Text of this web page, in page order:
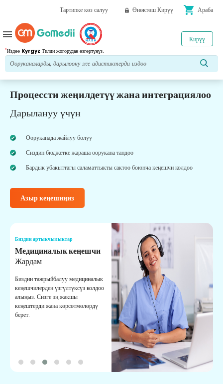
Тартипке көз салуу Өнөктөш Кирүү shopping_cart Араба
*Издөө Kyrgyz Тилди жогорудан өзгөртүңүз.
Кирүү
menu
Процессти жеңилдетүү жана интеграциялоо
Дарылануу үчүн
Ооруканада жайлуу болуу
Сиздин бюджетке жараша оорукана тандоо
Бардык убакыттагы саламаттыкты сактоо боюнча кеңешчи колдоо
Азыр кеңешиңиз
Биздин артыкчылыктар
Медициналык кеңешчи
Жардам
Биздин тажрыйбалуу медициналык
кеңешчилерден үзгүлтүксүз колдоо
алыңыз. Сизге эң жакшы
кеңештерди жана көрсөтмөлөрдү
берет.